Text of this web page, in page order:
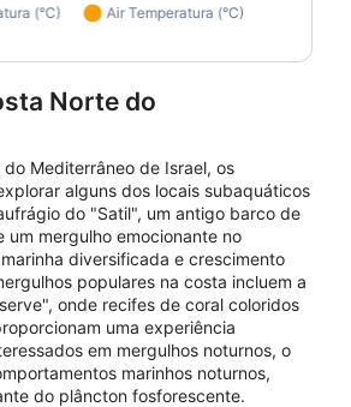
Norte do
Mediterrâneo de Israel, os
alguns dos locais subaquáticos
do "Satil", um antigo barco de
um mergulho emocionante no
diversificada e crescimento
populares na costa incluem a
onde recifes de coral coloridos
uma experiência
em mergulhos noturnos, o
marinhos noturnos,
do plâncton fosforescente.